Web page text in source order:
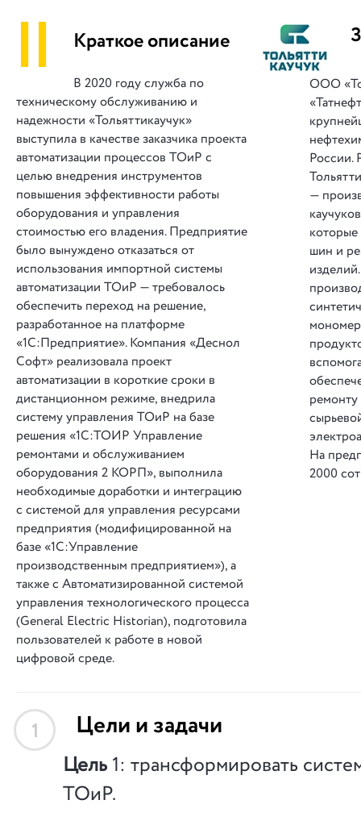
|| Краткое описание
В 2020 году служба по
техническому обслуживанию и
надежности «Тольяттикаучук»
выступила в качестве заказчика проекта
автоматизации процессов ТОиР с
целью внедрения инструментов
повышения эффективности работы
оборудования и управления
стоимостью его владения. Предприятие
было вынуждено отказаться от
использования импортной системы
автоматизации ТОиР — требовалось
обеспечить переход на решение,
разработанное на платформе
«1С:Предприятие». Компания «Деснол
Софт» реализовала проект
автоматизации в короткие сроки в
дистанционном режиме, внедрила
систему управления ТОиР на базе
решения «1С:ТОИР Управление
ремонтами и обслуживанием
оборудования 2 КОРП», выполнила
необходимые доработки и интеграцию
с системой для управления ресурсами
предприятия (модифицированной на
базе «1С:Управление
производственным предприятием»), а
также с Автоматизированной системой
управления технологического процесса
(General Electric Historian), подготовила
пользователей к работе в новой
цифровой среде.
ООО
России.
—
шин и
На
2000
1 Цели и задачи
Цель1: трансформировать
ТОиР.